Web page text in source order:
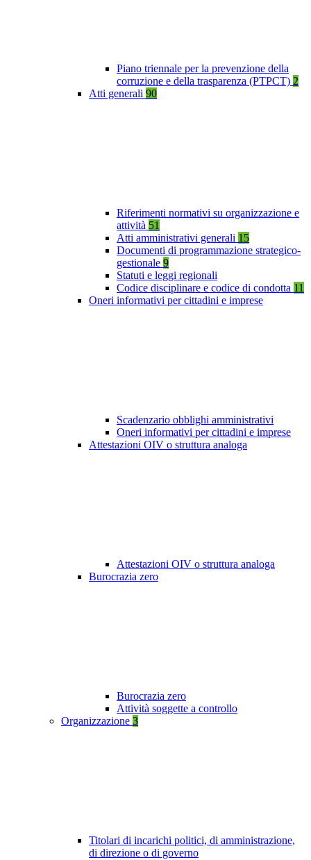
Piano triennale per la prevenzione della
corruzione e della trasparenza (PTPCT) 2
Atti generali 90
Riferimenti normativi su organizzazione e
attività 51
Atti amministrativi generali 15
Documenti di programmazione strategico-
gestionale 9
Statuti e leggi regionali
Codice disciplinare e codice di condotta 11
Oneri informativi per cittadini e imprese
Scadenzario obblighi amministrativi
Oneri informativi per cittadini e imprese
Attestazioni OIV o struttura analoga
Attestazioni OIV o struttura analoga
Burocrazia zero
Burocrazia zero
Attività soggette a controllo
Organizzazione 3
Titolari di incarichi politici, di amministrazione,
di direzione o di governo